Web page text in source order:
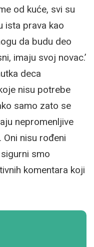
od kuće, svi su
ista prava kao
da budu deo
imaju svoj novac.’
deca
nisu potrebe
samo zato se
nepromenljive
nisu rođeni
smo
komentara koji